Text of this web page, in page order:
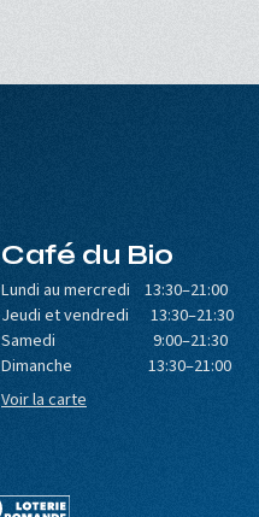
Café du Bio
Lundi au mercredi 13:30–21:00
Jeudi et vendredi 13:30–21:30
Samedi 9:00–21:30
Dimanche 13:30–21:00
Voir la carte